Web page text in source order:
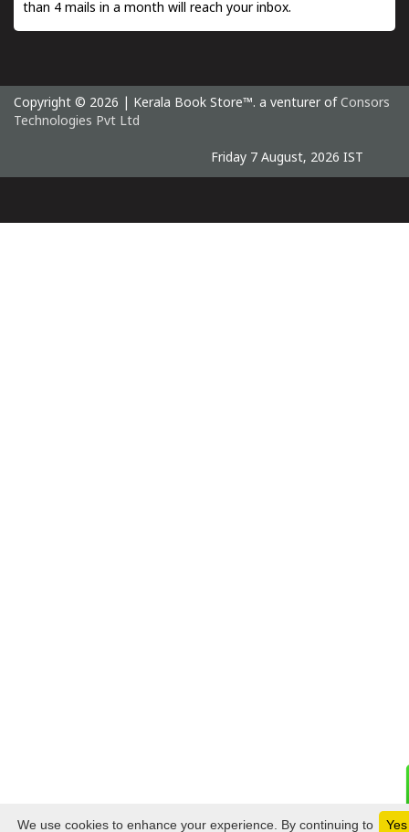
than 4 mails in a month will reach your inbox.
Copyright © 2026 | Kerala Book Store™. a venturer of Consors
Technologies Pvt Ltd
Friday 7 August, 2026 IST
We use cookies to enhance your experience. By continuing to